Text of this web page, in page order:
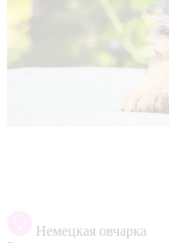
Немецкая овчарка